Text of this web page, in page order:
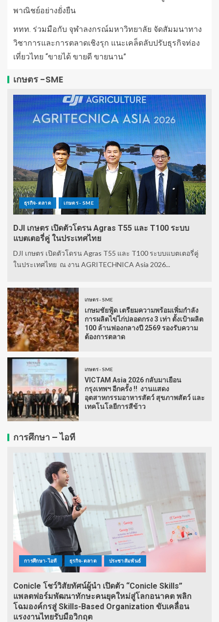
พาณิชย์อย่างยั่งยืน
ททท. ร่วมมือกับ จุฬาลงกรณ์มหาวิทยาลัย จัดสัมมนาทาง
วิชาการและการตลาดเชิงรุก แนะเคล็ดลับปรับธุรกิจท่อง
เที่ยวไทย “ขายได้ ขายดี ขายนาน”
เกษตร -SME
ธุรกิจ-ตลาด เกษตร - SME
DJI เกษตร เปิดตัวโดรน Agras T55 และ T100 ระบบ
แบตเตอรี่คู่ ในประเทศไทย
DJI เกษตร เปิดตัวโดรน Agras T55 และ T100 ระบบแบตเตอรี่คู่
ในประเทศไทย ณ งาน AGRITECHNICA Asia 2026...
เกษตร - SME
เกษมชัยฟู้ด เตรียมความพร้อมเพิ่มกำลัง
การผลิตไข่ไก่ปลอดกรง 3 เท่า ตั้งเป้าผลิต
100 ล้านฟองกลางปี 2569 รองรับความ
ต้องการตลาด
เกษตร - SME
VICTAM Asia 2026 กลับมาเยือน
กรุงเทพฯ อีกครั้ง !! งานแสดง
อุตสาหกรรมอาหารสัตว์ สุขภาพสัตว์ และ
เทคโนโลยีการสีข้าว
การศึกษา – ไอที
การศึกษา-ไอที ธุรกิจ-ตลาด ประชาสัมพันธ์
Conicle โชว์วิสัยทัศน์ผู้นำ เปิดตัว “Conicle Skills”
แพลตฟอร์มพัฒนาทักษะคนยุคใหม่สู่โลกอนาคต พลิก
โฉมองค์กรสู่ Skills-Based Organization ขับเคลื่อน
แรงงานไทยรับมือวิกฤต